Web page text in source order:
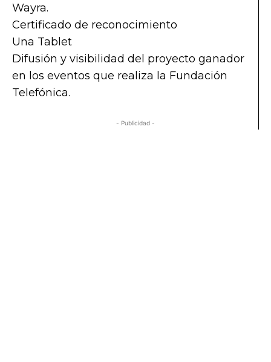
Wayra.
Certificado de reconocimiento
Una Tablet
Difusión y visibilidad del proyecto ganador
en los eventos que realiza la Fundación
Telefónica.
- Publicidad -